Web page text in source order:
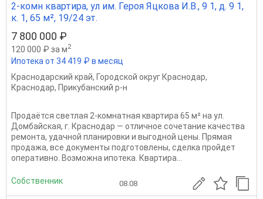
2-комн квартира, ул им. Героя Яцкова И.В., 9 1, д. 9 1,
к. 1, 65 м², 19/24 эт.
7 800 000 ₽
120 000 ₽ за м2
Ипотека от 34 419 ₽ в месяц
Краснодарский край, Городской округ Краснодар,
Краснодар, Прикубанский р-н
Продаётся светлая 2-комнатная квартира 65 м² на ул.
Домбайская, г. Краснодар — отличное сочетание качества
ремонта, удачной планировки и выгодной цены. Прямая
продажа, все документы подготовлены, сделка пройдет
оперативно. Возможна ипотека. Квартира...
Собственник 08.08